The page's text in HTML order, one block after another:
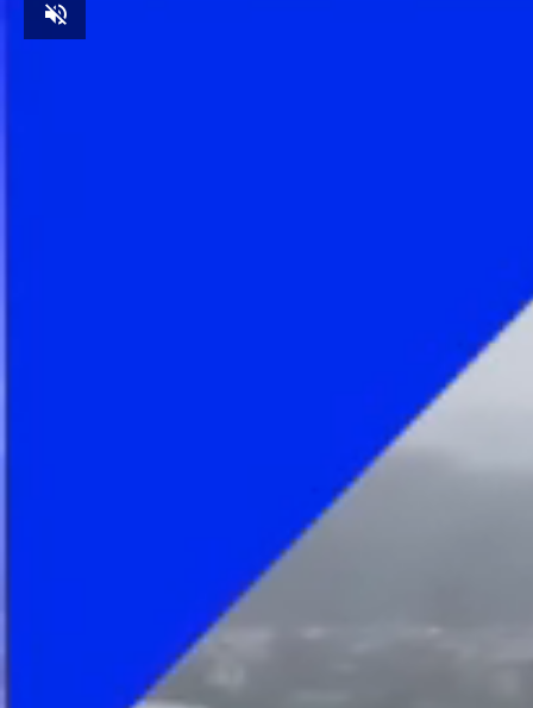
Unmute